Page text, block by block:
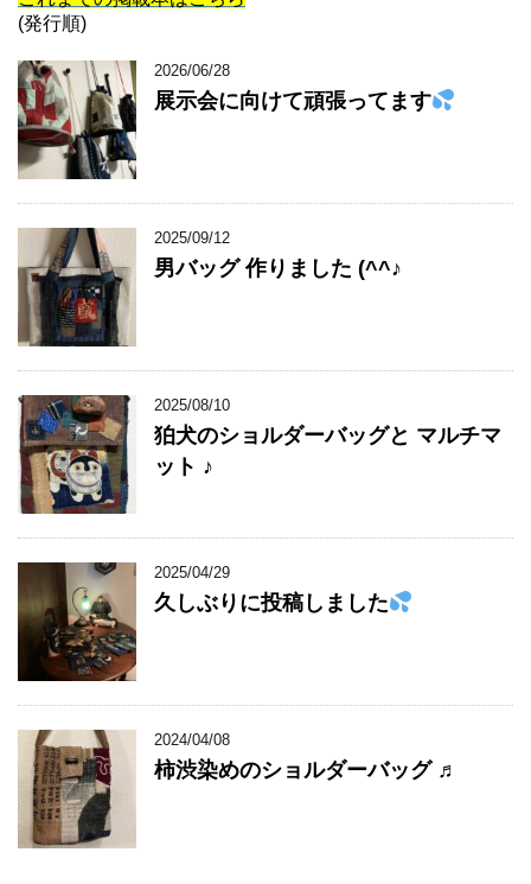
(発行順)
2026/06/28
展示会に向けて頑張ってます
2025/09/12
男バッグ 作りました (^^♪
2025/08/10
狛犬のショルダーバッグと マルチマ
ット ♪
2025/04/29
久しぶりに投稿しました
2024/04/08
柿渋染めのショルダーバッグ ♬